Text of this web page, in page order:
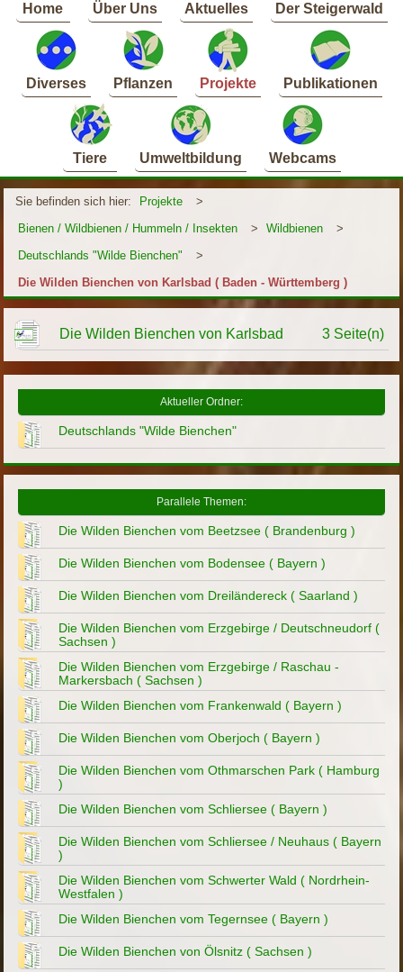
Home Über Uns Aktuelles Der Steigerwald
Diverses Pflanzen Projekte Publikationen
Tiere Umweltbildung Webcams
Sie befinden sich hier: Projekte
>
Bienen / Wildbienen / Hummeln / Insekten
> Wildbienen
>
Deutschlands "Wilde Bienchen"
>
Die Wilden Bienchen von Karlsbad ( Baden - Württemberg )
Die Wilden Bienchen von Karlsbad 3 Seite(n)
Aktueller Ordner:
Deutschlands "Wilde Bienchen"
Parallele Themen:
Die Wilden Bienchen vom Beetzsee ( Brandenburg )
Die Wilden Bienchen vom Bodensee ( Bayern )
Die Wilden Bienchen vom Dreiländereck ( Saarland )
Die Wilden Bienchen vom Erzgebirge / Deutschneudorf (
Sachsen )
Die Wilden Bienchen vom Erzgebirge / Raschau -
Markersbach ( Sachsen )
Die Wilden Bienchen vom Frankenwald ( Bayern )
Die Wilden Bienchen vom Oberjoch ( Bayern )
Die Wilden Bienchen vom Othmarschen Park ( Hamburg
)
Die Wilden Bienchen vom Schliersee ( Bayern )
Die Wilden Bienchen vom Schliersee / Neuhaus ( Bayern
)
Die Wilden Bienchen vom Schwerter Wald ( Nordrhein-
Westfalen )
Die Wilden Bienchen vom Tegernsee ( Bayern )
Die Wilden Bienchen von Ölsnitz ( Sachsen )